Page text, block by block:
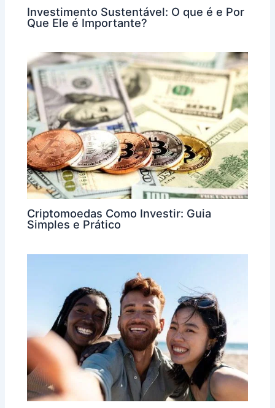
Investimento Sustentável: O que é e Por
Que Ele é Importante?
Criptomoedas Como Investir: Guia
Simples e Prático